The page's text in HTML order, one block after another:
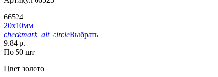
66524
20х10мм
checkmark_alt_circleВыбрать
9.84 р.
По 50 шт
Цвет золото